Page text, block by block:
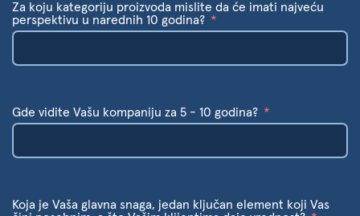
Za koju kategoriju proizvoda mislite da će imati najveću
perspektivu u narednih 10 godina?
Gde vidite Vašu kompaniju za 5 - 10 godina?
Koja je Vaša glavna snaga, jedan ključan element koji Vas